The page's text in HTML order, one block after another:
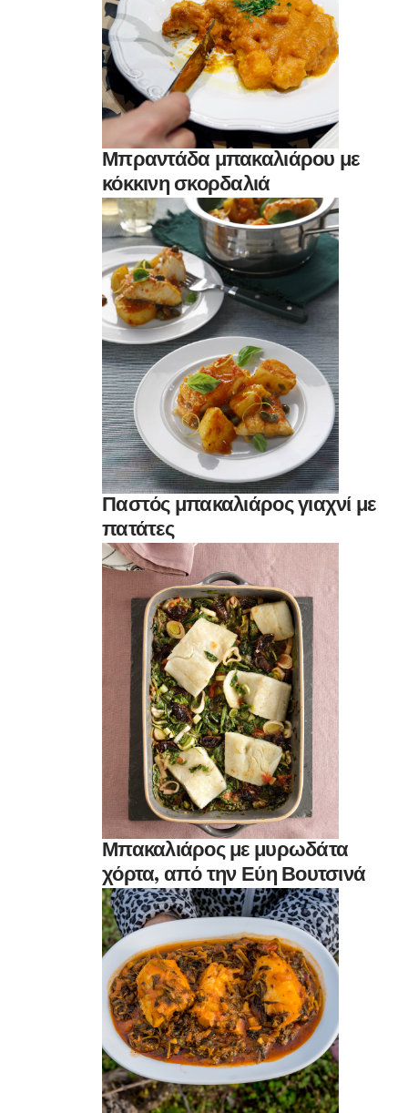
Μπραντάδα μπακαλιάρου με
κόκκινη σκορδαλιά
Παστός μπακαλιάρος γιαχνί με
πατάτες
Μπακαλιάρος με μυρωδάτα
χόρτα, από την Εύη Βουτσινά